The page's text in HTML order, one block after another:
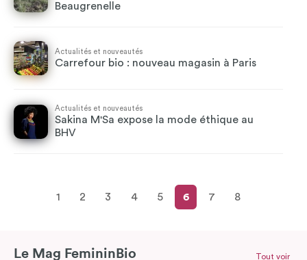
Beaugrenelle
Actualités et nouveautés
Carrefour bio : nouveau magasin à Paris
Actualités et nouveautés
Sakina M'Sa expose la mode éthique au
BHV
1 2 3 4 5 6 7 8
Le Mag FemininBio Tout voir